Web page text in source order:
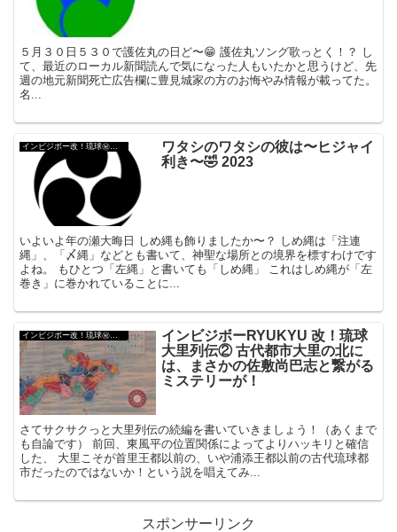
５月３０日５３０で護佐丸の日ど〜😁 護佐丸ソング歌っとく！？ し
て、最近のローカル新聞読んで気になった人もいたかと思うけど、先
週の地元新聞死亡広告欄に豊見城家の方のお悔やみ情報が載ってた。
名...
ワタシのワタシの彼は〜ヒジャイ
利き〜🤣 2023
いよいよ年の瀬大晦日 しめ縄も飾りましたか〜？ しめ縄は「注連
縄」、「〆縄」などとも書いて、神聖な場所との境界を標すわけです
よね。 もひとつ「左縄」と書いても「しめ縄」 これはしめ縄が「左
巻き」に巻かれていることに...
インビジボーRYUKYU 改！琉球
大里列伝② 古代都市大里の北に
は、まさかの佐敷尚巴志と繋がる
ミステリーが！
さてサクサクっと大里列伝の続編を書いていきましょう！（あくまで
も自論です） 前回、東風平の位置関係によってよりハッキリと確信
した、 大里こそが首里王都以前の、いや浦添王都以前の古代琉球都
市だったのではないか！という説を唱えてみ...
スポンサーリンク